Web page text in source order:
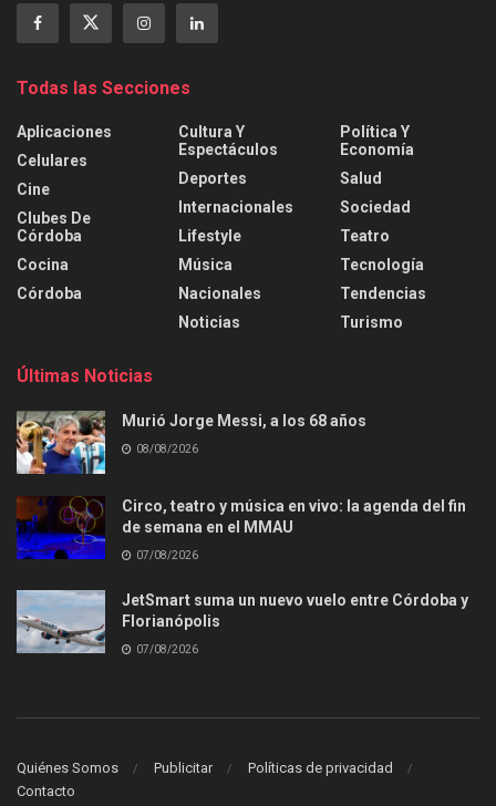
Todas las Secciones
Aplicaciones
Celulares
Cine
Clubes De
Córdoba
Cocina
Córdoba
Cultura Y
Espectáculos
Deportes
Internacionales
Lifestyle
Música
Nacionales
Noticias
Política Y
Economía
Salud
Sociedad
Teatro
Tecnología
Tendencias
Turismo
Últimas Noticias
Murió Jorge Messi, a los 68 años
08/08/2026
Circo, teatro y música en vivo: la agenda del fin
de semana en el MMAU
07/08/2026
JetSmart suma un nuevo vuelo entre Córdoba y
Florianópolis
07/08/2026
Quiénes Somos Publicitar
Políticas de privacidad
Contacto